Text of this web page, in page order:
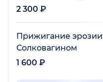
2 300 ₽
Прижигание
Солковагином
1 600 ₽